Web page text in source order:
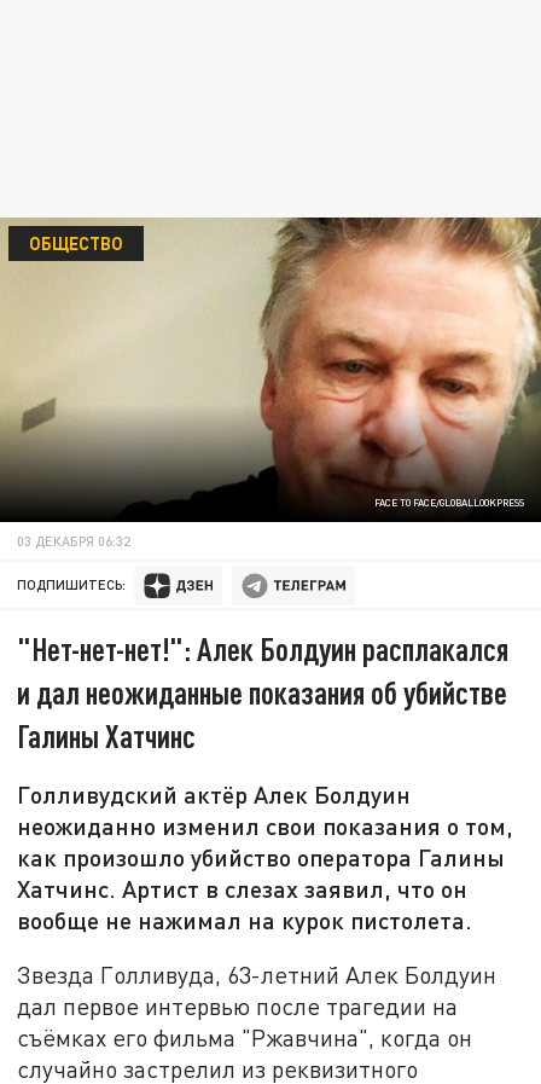
FACE TO FACE/GLOBALLOOKPRESS
ОБЩЕСТВО
03 ДЕКАБРЯ 06:32
ПОДПИШИТЕСЬ:
"Нет-нет-нет!": Алек Болдуин расплакался
и дал неожиданные показания об убийстве
Галины Хатчинс
Голливудский актёр Алек Болдуин
неожиданно изменил свои показания о том,
как произошло убийство оператора Галины
Хатчинс. Артист в слезах заявил, что он
вообще не нажимал на курок пистолета.
Звезда Голливуда, 63-летний Алек Болдуин
дал первое интервью после трагедии на
съёмках его фильма "Ржавчина", когда он
случайно застрелил из реквизитного